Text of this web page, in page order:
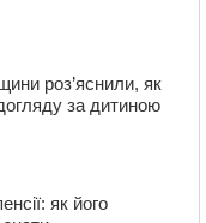
роз’яснили, як
за дитиною
як його